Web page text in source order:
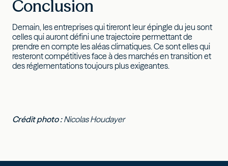
Conclusion
Demain, les entreprises qui tireront leur épingle du jeu sont
celles qui auront défini une trajectoire permettant de
prendre en compte les aléas climatiques. Ce sont elles qui
resteront compétitives face à des marchés en transition et
des réglementations toujours plus exigeantes.
Crédit photo :Nicolas Houdayer